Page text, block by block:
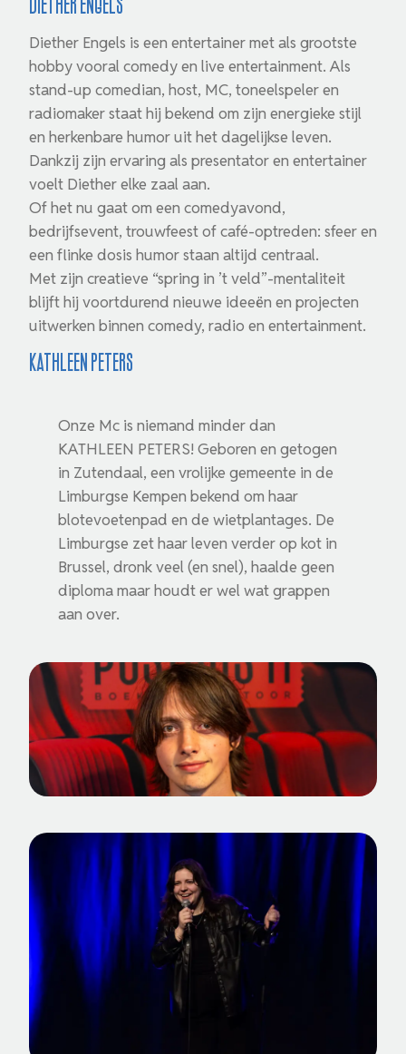
Diether Engels
Diether Engels is een entertainer met als grootste
hobby vooral comedy en live entertainment. Als
stand-up comedian, host, MC, toneelspeler en
radiomaker staat hij bekend om zijn energieke stijl
en herkenbare humor uit het dagelijkse leven.
Dankzij zijn ervaring als presentator en entertainer
voelt Diether elke zaal aan.
Of het nu gaat om een comedyavond,
bedrijfsevent, trouwfeest of café-optreden: sfeer en
een flinke dosis humor staan altijd centraal.
Met zijn creatieve “spring in ’t veld”-mentaliteit
blijft hij voortdurend nieuwe ideeën en projecten
uitwerken binnen comedy, radio en entertainment.
Kathleen Peters
Onze Mc is niemand minder dan
KATHLEEN PETERS! Geboren en getogen
in Zutendaal, een vrolijke gemeente in de
Limburgse Kempen bekend om haar
blotevoetenpad en de wietplantages. De
Limburgse zet haar leven verder op kot in
Brussel, dronk veel (en snel), haalde geen
diploma maar houdt er wel wat grappen
aan over.